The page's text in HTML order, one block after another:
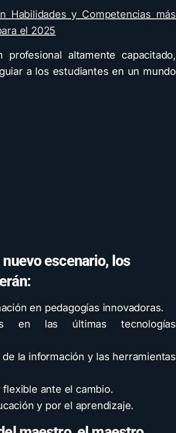
Habilidades y Competencias más
el 2025
altamente capacitado,
a los estudiantes en un mundo
escenario, los
en pedagogías innovadoras.
en las últimas tecnologías
la información y las herramientas
ante el cambio.
y por el aprendizaje.